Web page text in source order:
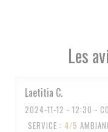
Les
Laetitia C
2024-11-12 - 12:30 -
SERVICE : 4/5